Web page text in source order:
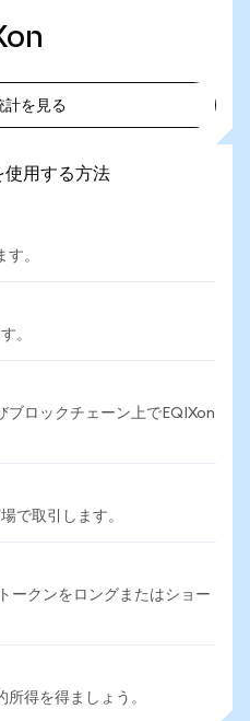
計を見る
用する方法
。
。
ブロックチェーン上でEQIXon
で取引します。
ークンをロングまたはショー
得を得ましょう。